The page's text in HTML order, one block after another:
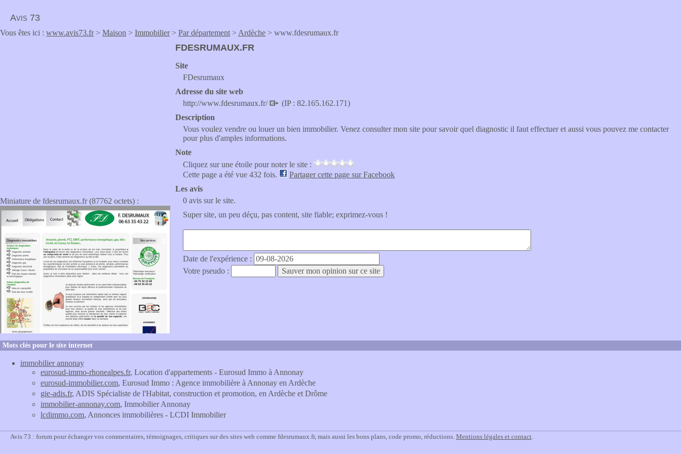
Avis 73
Vous êtes ici : www.avis73.fr> Maison > Immobilier> Par département > Ardèche > www.fdesrumaux.fr
Miniature de fdesrumaux.fr (87762 octets) :
FDESRUMAUX.FR
Site
FDesrumaux
Adresse du site web
http://www.fdesrumaux.fr/
(IP : 82.165.162.171)
Description
Vous voulez vendre ou louer un bien immobilier. Venez consulter mon site pour savoir quel diagnostic il faut effectuer et aussi vous pouvez me contacter
pour plus d'amples informations.
Note
Cliquez sur une étoile pour noter le site :
Cette page a été vue 432 fois.
Partager cette page sur Facebook
Les avis
0 avis sur le site.
Super site, un peu déçu, pas content, site fiable; exprimez-vous !
Date de l'expérience :
Votre pseudo :
Mots clés pour le site internet
immobilier annonay
eurosud-immo-rhonealpes.fr, Location d'appartements - Eurosud Immo à Annonay
eurosud-immobilier.com, Eurosud Immo : Agence immobilière à Annonay en Ardèche
gie-adis.fr, ADIS Spécialiste de l'Habitat, construction et promotion, en Ardèche et Drôme
immobilier-annonay.com, Immobilier Annonay
lcdimmo.com, Annonces immobilières - LCDI Immobilier
Avis 73 : forum pour échanger vos commentaires, témoignages, critiques sur des sites web comme fdesrumaux.fr, mais aussi les bons plans, code promo, réductions. Mentions légales et contact.